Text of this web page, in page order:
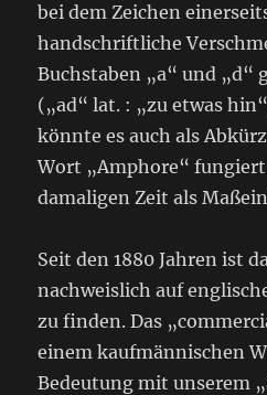
bei dem Zeichen
handschriftliche
Buchstaben „a“ und „d“
(„ad“ lat. : „zu etwas
könnte es auch als
Wort „Amphore“
damaligen Zeit als
Seit den 1880 Jahren ist
nachweislich auf
zu finden. Das
einem kaufmännischen
Bedeutung mit unserem